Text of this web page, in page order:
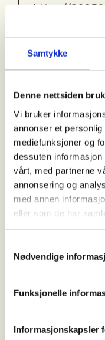
Samtykke
Denne nettsiden
Vi bruker
annonser et
mediefunksjoner og
dessuten
vårt, med partnerne
annonsering og
med annen
eller som de har
Nødvendige
Funksjonelle
Informasjonskapsler
https://
Velkommen til en
Fagerheim
med fine rom og
Deltakerne må
godt tempo
Husk mat og nok
200 høydemeter
Fagerheim
turisthytte. Det blir